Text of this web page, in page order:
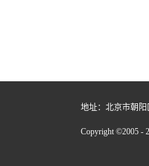
地址：北京市朝阳
Copyright ©2005 -